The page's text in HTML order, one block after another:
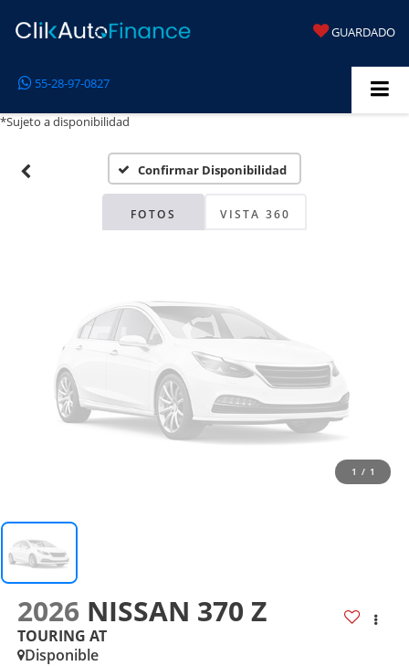
GUARDADO
55-28-97-0827
*Sujeto a disponibilidad
Confirmar Disponibilidad
FOTOS VISTA 360
Disponibles
Por favor, revise luego
1 / 1
2026 NISSAN 370 Z
TOURING AT
Disponible